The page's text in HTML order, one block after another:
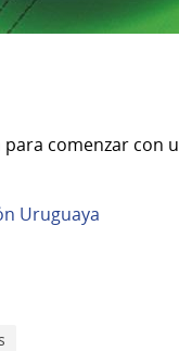
comenzar con
Uruguaya